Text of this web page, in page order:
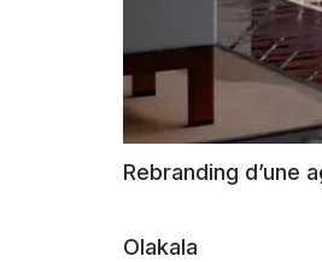
Rebranding d’une
Olakala